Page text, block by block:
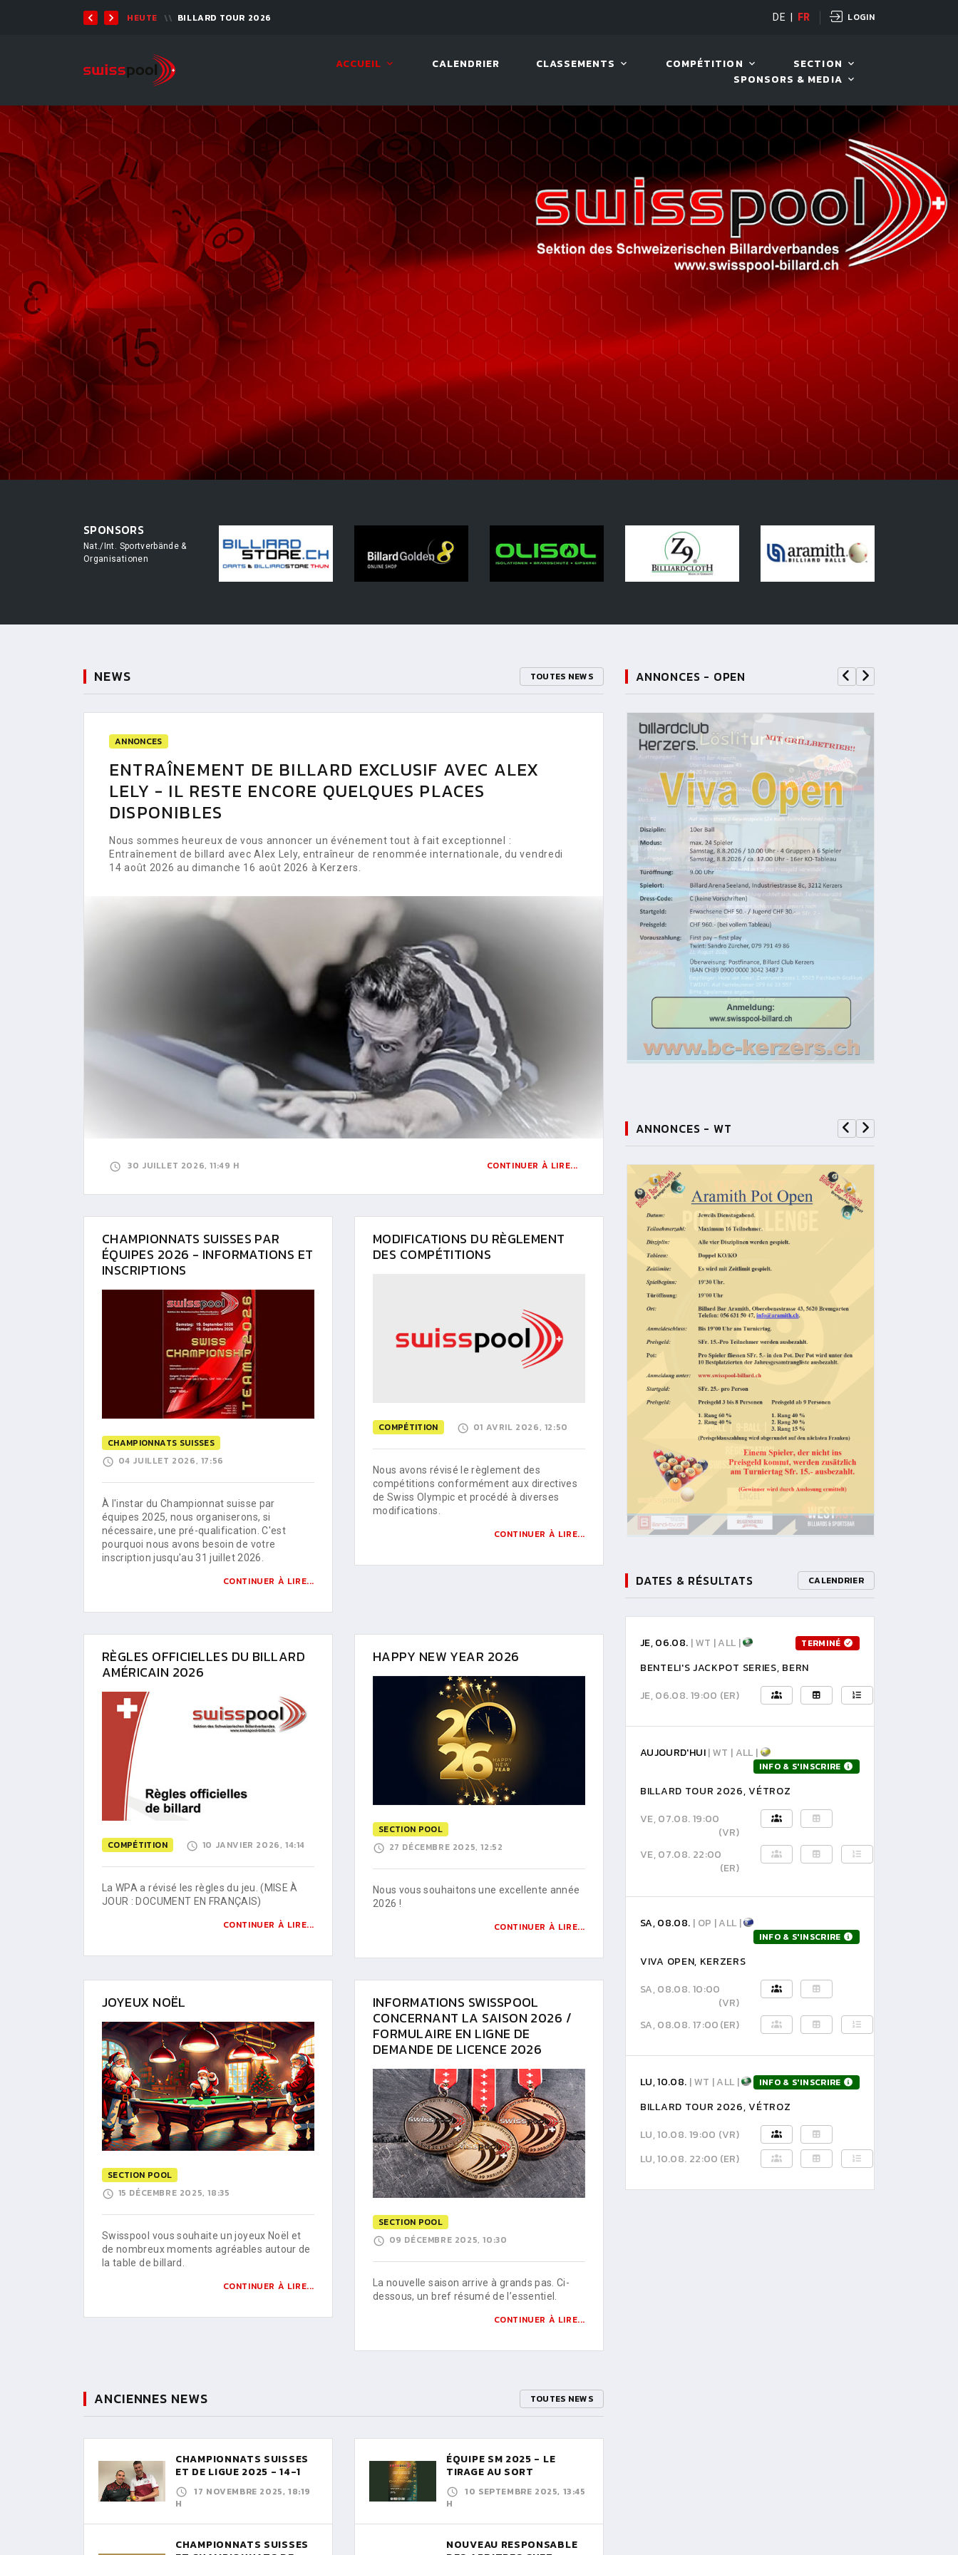
2026 - 9-BALL HEUTE BILLARD TOUR 2026 10 AOÛT. 2026, 19:00
DE FR LOGIN
ACCUEIL CALENDRIER CLASSEMENTS COMPÉTITION
SECTION
SPONSORS & MEDIA
SPONSORS
Nat./Int. Sportverbände &
Organisationen
NEWS TOUTES NEWS
ANNONCES
ENTRAÎNEMENT DE BILLARD EXCLUSIF AVEC ALEX
LELY - IL RESTE ENCORE QUELQUES PLACES
DISPONIBLES
Nous sommes heureux de vous annoncer un événement tout à fait exceptionnel :
Entraînement de billard avec Alex Lely, entraîneur de renommée internationale, du vendredi
14 août 2026 au dimanche 16 août 2026 à Kerzers.
30 JUILLET 2026, 11:49 H CONTINUER À LIRE...
CHAMPIONNATS SUISSES PAR
ÉQUIPES 2026 - INFORMATIONS ET
INSCRIPTIONS
CHAMPIONNATS SUISSES
04 JUILLET 2026, 17:56
À l'instar du Championnat suisse par
équipes 2025, nous organiserons, si
nécessaire, une pré-qualification. C'est
pourquoi nous avons besoin de votre
inscription jusqu'au 31 juillet 2026.
CONTINUER À LIRE...
MODIFICATIONS DU RÈGLEMENT
DES COMPÉTITIONS
COMPÉTITION 01 AVRIL 2026, 12:50
Nous avons révisé le règlement des
compétitions conformément aux directives
de Swiss Olympic et procédé à diverses
modifications.
CONTINUER À LIRE...
RÈGLES OFFICIELLES DU BILLARD
AMÉRICAIN 2026
COMPÉTITION 10 JANVIER 2026, 14:14
La WPA a révisé les règles du jeu. (MISE À
JOUR : DOCUMENT EN FRANÇAIS)
CONTINUER À LIRE...
HAPPY NEW YEAR 2026
SECTION POOL
27 DÉCEMBRE 2025, 12:52
Nous vous souhaitons une excellente année
2026 !
CONTINUER À LIRE...
JOYEUX NOËL
SECTION POOL
15 DÉCEMBRE 2025, 18:35
Swisspool vous souhaite un joyeux Noël et
de nombreux moments agréables autour de
la table de billard.
CONTINUER À LIRE...
INFORMATIONS SWISSPOOL
CONCERNANT LA SAISON 2026 /
FORMULAIRE EN LIGNE DE
DEMANDE DE LICENCE 2026
SECTION POOL
09 DÉCEMBRE 2025, 10:30
La nouvelle saison arrive à grands pas. Ci-
dessous, un bref résumé de l’essentiel.
CONTINUER À LIRE...
ANCIENNES NEWS TOUTES NEWS
CHAMPIONNATS SUISSES
ET DE LIGUE 2025 - 14-1
17 NOVEMBRE 2025, 18:19
H
CHAMPIONNATS SUISSES
ÉQUIPE SM 2025 - LE
TIRAGE AU SORT
10 SEPTEMBRE 2025, 13:45
H
NOUVEAU RESPONSABLE
ANNONCES - OPEN
ANNONCES - WT
DATES & RÉSULTATS CALENDRIER
JE, 06.08. | WT | ALL | TERMINÉ
BENTELI'S JACKPOT SERIES, BERN
JE, 06.08. 19:00 (ER)
AUJOURD'HUI| WT | ALL |
INFO & S'INSCRIRE
BILLARD TOUR 2026, VÉTROZ
VE, 07.08. 19:00
(VR)
VE, 07.08. 22:00
(ER)
SA, 08.08. | OP | ALL |
INFO & S'INSCRIRE
VIVA OPEN, KERZERS
SA, 08.08. 10:00
(VR)
SA, 08.08. 17:00(ER)
LU, 10.08. | WT | ALL | INFO & S'INSCRIRE
BILLARD TOUR 2026, VÉTROZ
LU, 10.08. 19:00 (VR)
LU, 10.08. 22:00 (ER)